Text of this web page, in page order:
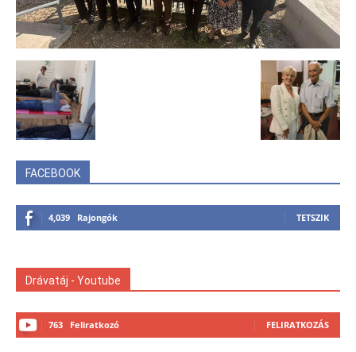
FACEBOOK
4,039 Rajongók TETSZIK
Drávatáj - Youtube
763 Feliratkozó FELIRATKOZÁS